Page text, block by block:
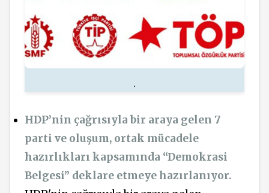
.
HDP’nin çağrısıyla bir araya gelen 7
parti ve oluşum, ortak mücadele
hazırlıkları kapsamında “Demokrasi
Belgesi” deklare etmeye hazırlanıyor.